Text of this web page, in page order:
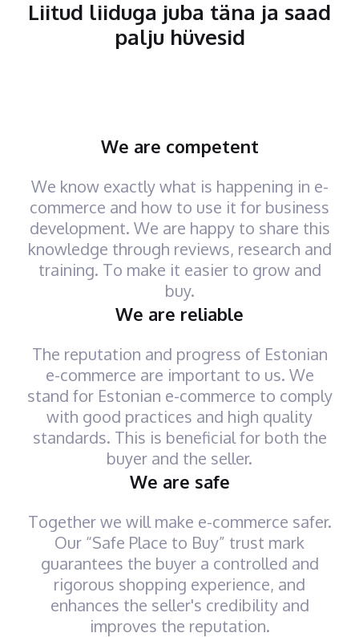
Liitud liiduga juba täna ja saad
palju hüvesid
We are competent
We know exactly what is happening in e-
commerce and how to use it for business
development. We are happy to share this
knowledge through reviews, research and
training. To make it easier to grow and
buy.
We are reliable
The reputation and progress of Estonian
e-commerce are important to us. We
stand for Estonian e-commerce to comply
with good practices and high quality
standards. This is beneficial for both the
buyer and the seller.
We are safe
Together we will make e-commerce safer.
Our “Safe Place to Buy” trust mark
guarantees the buyer a controlled and
rigorous shopping experience, and
enhances the seller's credibility and
improves the reputation.